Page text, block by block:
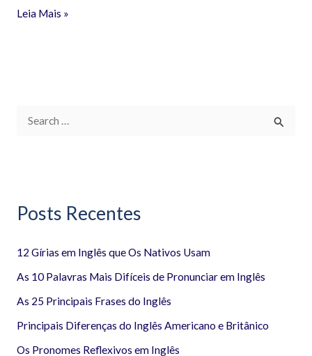
Leia Mais »
u
s
a
r
Posts Recentes
12 Gírias em Inglês que Os Nativos Usam
As 10 Palavras Mais Difíceis de Pronunciar em Inglês
As 25 Principais Frases do Inglês
Principais Diferenças do Inglês Americano e Britânico
Os Pronomes Reflexivos em Inglês